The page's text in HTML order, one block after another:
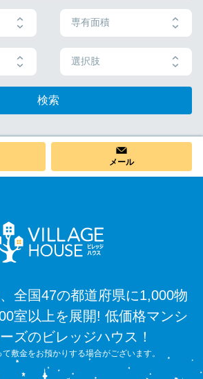
専有面積
選択肢
検索
メール
全国47の都道府県に1,000物
室以上を展開! 低価格マンシ
ズのビレッジハウス！
敷金をお預かりする場合がございます。